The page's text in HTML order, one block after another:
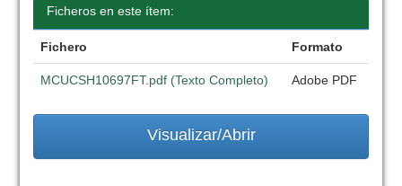
Ficheros en este ítem:
Fichero Formato
MCUCSH10697FT.pdf (Texto Completo) Adobe PDF
Visualizar/Abrir